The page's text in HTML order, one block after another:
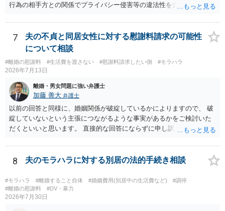
行為の相手方との関係でプライバシー侵害等の違法性を含む行為で
ため、弁護士としては推奨しないことが一般的かと思います。
7
夫の不貞と同居女性に対する慰謝料請求の可能性
について相談
#離婚の慰謝料 #生活費を渡さない #慰謝料請求したい側 #モラハラ
2026年7月13日
離婚・男女問題に強い弁護士
加藤 善大 弁護士
以前の回答と同様に、婚姻関係が破綻しているかによりますので、 破
綻していないという主張につながるような事実があるかをご検討いた
だくといいと思います。 直接的な回答にならずに申し訳ございません
8 夫のモラハラに対する別居の法的手続き相談
#モラハラ #離婚すること自体 #婚姻費用(別居中の生活費など)
#調停
#離婚の慰謝料
#DV・暴力
2026年7月30日